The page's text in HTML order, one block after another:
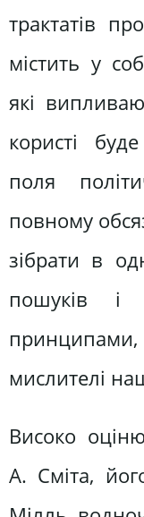
трактатів
містить у
які
користі
поля
повному
зібрати в
пошуків
принципами,
мислителі
Високо
А. Сміта,